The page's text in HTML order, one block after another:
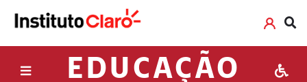
EDUCAÇÃO